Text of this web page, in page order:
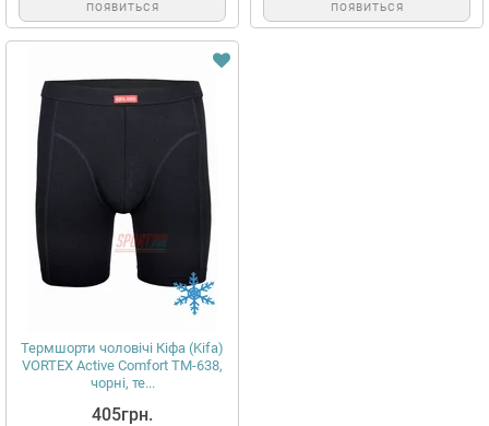
ПОЯВИТЬСЯ
ПОЯВИТЬСЯ
Термшорти чоловічі Кіфа (Kifa)
VORTEX Active Comfort ТМ-638,
чорні, те...
405грн.